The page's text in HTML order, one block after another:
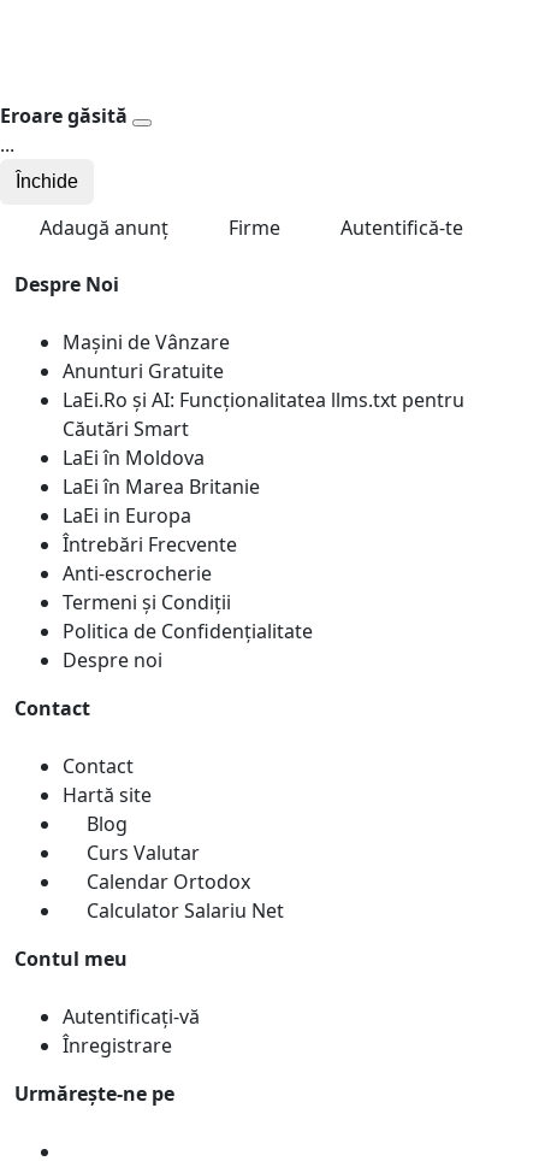
Eroare găsită
...
Închide
Adaugă anunț Firme Autentifică-te
Despre Noi
Mașini de Vânzare
Anunturi Gratuite
LaEi.Ro și AI: Funcționalitatea llms.txt pentru
Căutări Smart
LaEi în Moldova
LaEi în Marea Britanie
LaEi in Europa
Întrebări Frecvente
Anti-escrocherie
Termeni și Condiții
Politica de Confidențialitate
Despre noi
Contact
Contact
Hartă site
Blog
Curs Valutar
Calendar Ortodox
Calculator Salariu Net
Contul meu
Autentificați-vă
Înregistrare
Urmărește-ne pe